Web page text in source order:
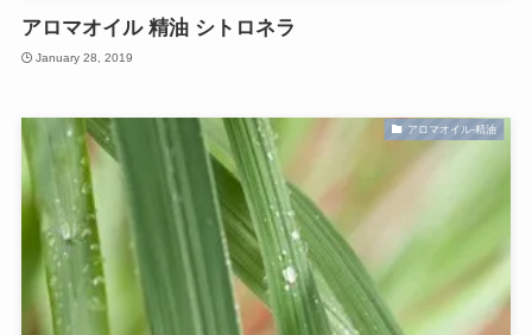
アロマオイル 精油 シトロネラ
January 28, 2019
アロマオイル-精油